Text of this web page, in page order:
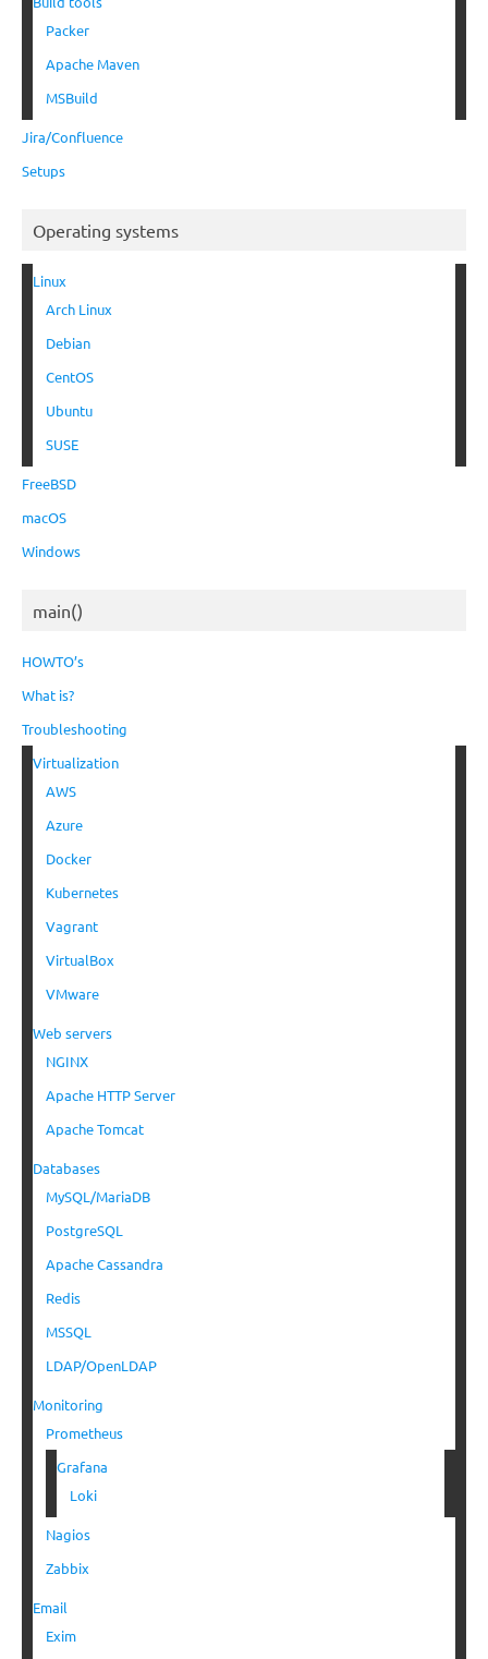
Packer
Apache Maven
MSBuild
Jira/Confluence
Setups
Operating systems
Linux
Arch Linux
Debian
CentOS
Ubuntu
SUSE
FreeBSD
macOS
Windows
main()
HOWTO’s
What is?
Troubleshooting
Virtualization
AWS
Azure
Docker
Kubernetes
Vagrant
VirtualBox
VMware
Web servers
NGINX
Apache HTTP Server
Apache Tomcat
Databases
MySQL/MariaDB
PostgreSQL
Apache Cassandra
Redis
MSSQL
LDAP/OpenLDAP
Monitoring
Prometheus
Grafana
Loki
Nagios
Zabbix
Email
Exim